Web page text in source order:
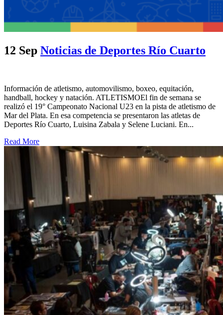
12 Sep Noticias de Deportes Río Cuarto
Información de atletismo, automovilismo, boxeo, equitación,
handball, hockey y natación. ATLETISMOEl fin de semana se
realizó el 19° Campeonato Nacional U23 en la pista de atletismo de
Mar del Plata. En esa competencia se presentaron las atletas de
Deportes Río Cuarto, Luisina Zabala y Selene Luciani. En...
Read More